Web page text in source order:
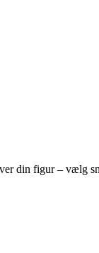
din figur – vælg